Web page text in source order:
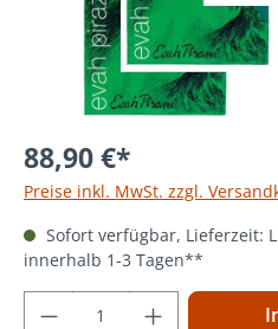
88,90 €*
Preise inkl. MwSt. zzgl.
Sofort verfügbar, Lieferzeit:
innerhalb 1-3 Tagen**
Produkt Anzahl: